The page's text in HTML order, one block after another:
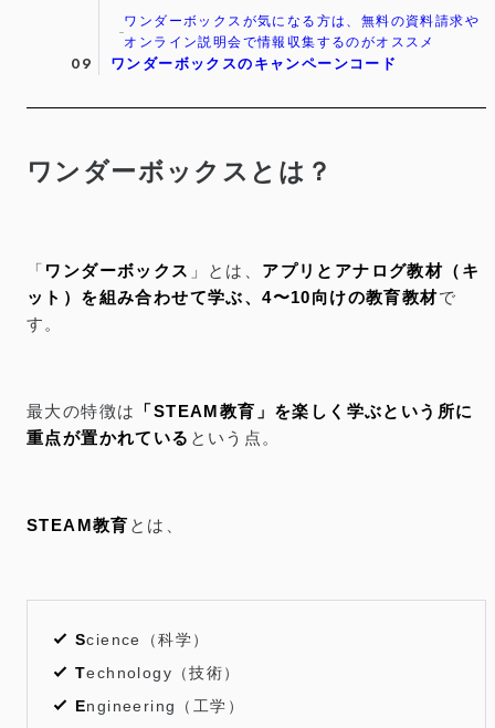
ワンダーボックスが気になる方は、無料の資料請求や
オンライン説明会で情報収集するのがオススメ
ワンダーボックスのキャンペーンコード
ワンダーボックスとは？
「 ワンダーボックス 」とは、 アプリとアナログ教材（キ
ット）を組み合わせて学ぶ、4〜10向けの教育教材で
す。
最大の特徴は
「STEAM教育」を楽しく学ぶという所に
重点が置かれている という点。
STEAM教育 とは、
Science（科学）
Technology（技術）
Engineering（工学）